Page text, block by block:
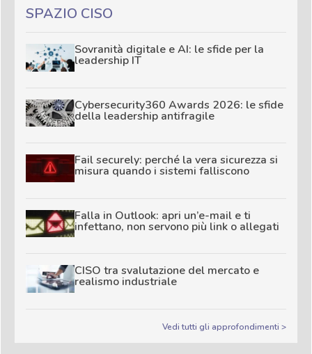
SPAZIO CISO
Sovranità digitale e AI: le sfide per la
leadership IT
Cybersecurity360 Awards 2026: le sfide
della leadership antifragile
Fail securely: perché la vera sicurezza si
misura quando i sistemi falliscono
Falla in Outlook: apri un’e-mail e ti
infettano, non servono più link o allegati
CISO tra svalutazione del mercato e
realismo industriale
Vedi tutti gli approfondimenti >